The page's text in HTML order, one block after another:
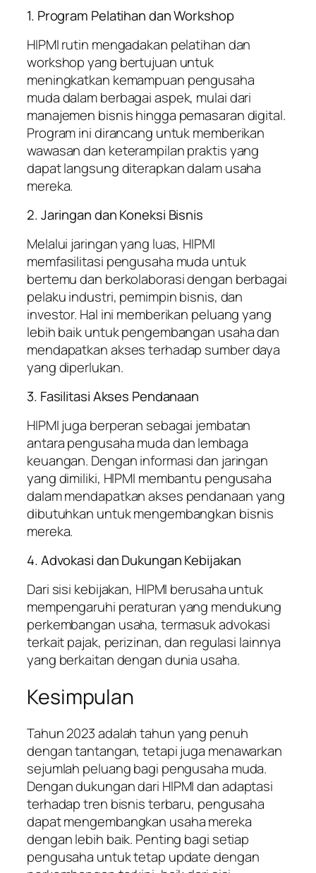
1. Program Pelatihan dan Workshop
HIPMI rutin mengadakan pelatihan dan
workshop yang bertujuan untuk
meningkatkan kemampuan pengusaha
muda dalam berbagai aspek, mulai dari
manajemen bisnis hingga pemasaran digital.
Program ini dirancang untuk memberikan
wawasan dan keterampilan praktis yang
dapat langsung diterapkan dalam usaha
mereka.
2. Jaringan dan Koneksi Bisnis
Melalui jaringan yang luas, HIPMI
memfasilitasi pengusaha muda untuk
bertemu dan berkolaborasi dengan berbagai
pelaku industri, pemimpin bisnis, dan
investor. Hal ini memberikan peluang yang
lebih baik untuk pengembangan usaha dan
mendapatkan akses terhadap sumber daya
yang diperlukan.
3. Fasilitasi Akses Pendanaan
HIPMI juga berperan sebagai jembatan
antara pengusaha muda dan lembaga
keuangan. Dengan informasi dan jaringan
yang dimiliki, HIPMI membantu pengusaha
dalam mendapatkan akses pendanaan yang
dibutuhkan untuk mengembangkan bisnis
mereka.
4. Advokasi dan Dukungan Kebijakan
Dari sisi kebijakan, HIPMI berusaha untuk
mempengaruhi peraturan yang mendukung
perkembangan usaha, termasuk advokasi
terkait pajak, perizinan, dan regulasi lainnya
yang berkaitan dengan dunia usaha.
Kesimpulan
Tahun 2023 adalah tahun yang penuh
dengan tantangan, tetapi juga menawarkan
sejumlah peluang bagi pengusaha muda.
Dengan dukungan dari HIPMI dan adaptasi
terhadap tren bisnis terbaru, pengusaha
dapat mengembangkan usaha mereka
dengan lebih baik. Penting bagi setiap
pengusaha untuk tetap update dengan